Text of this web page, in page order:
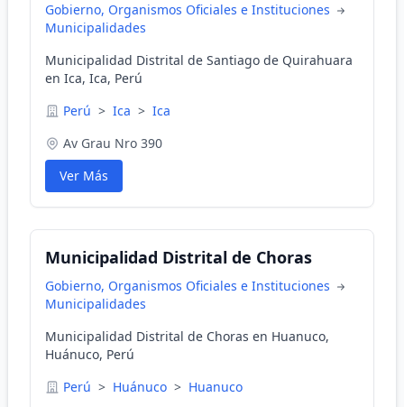
Gobierno, Organismos Oficiales e Instituciones
Municipalidades
Municipalidad Distrital de Santiago de Quirahuara
en Ica, Ica, Perú
Perú > Ica > Ica
Av Grau Nro 390
Ver Más
Municipalidad Distrital de Choras
Gobierno, Organismos Oficiales e Instituciones
Municipalidades
Municipalidad Distrital de Choras en Huanuco,
Huánuco, Perú
Perú > Huánuco > Huanuco